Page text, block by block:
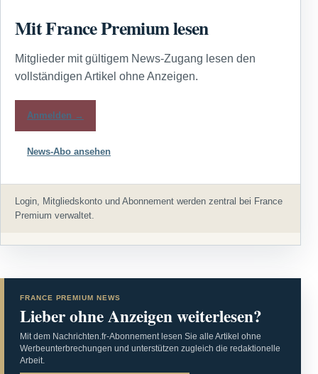
Mit France Premium lesen
Mitglieder mit gültigem News-Zugang lesen den
vollständigen Artikel ohne Anzeigen.
Anmelden →
News-Abo ansehen
Login, Mitgliedskonto und Abonnement werden zentral bei France
Premium verwaltet.
FRANCE PREMIUM NEWS
Lieber ohne Anzeigen weiterlesen?
Mit dem Nachrichten.fr-Abonnement lesen Sie alle Artikel ohne
Werbeunterbrechungen und unterstützen zugleich die redaktionelle
Arbeit.